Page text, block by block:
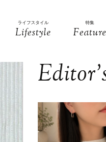
ライフスタイル
Lifestyle
特集
Feature